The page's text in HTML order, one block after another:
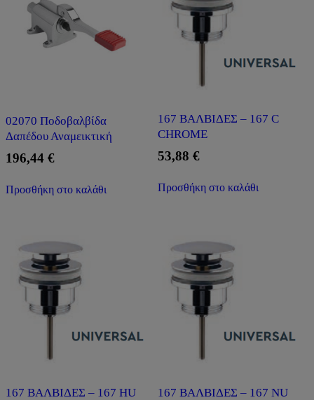
02070 Ποδοβαλβίδα
Δαπέδου Αναμεικτική
196,44 €
Προσθήκη στο καλάθι
167 ΒΑΛΒΙΔΕΣ – 167 C
CHROME
53,88 €
Προσθήκη στο καλάθι
167 ΒΑΛΒΙΔΕΣ – 167 HU
167 ΒΑΛΒΙΔΕΣ – 167 NU